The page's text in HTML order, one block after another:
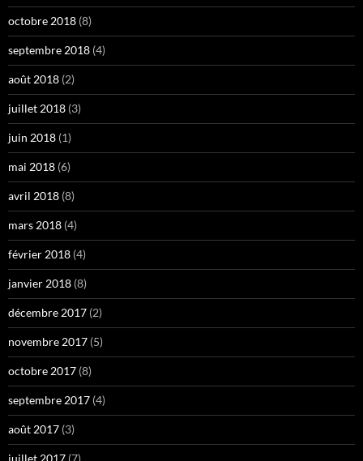
octobre 2018 (8)
septembre 2018 (4)
août 2018 (2)
juillet 2018 (3)
juin 2018 (1)
mai 2018 (6)
avril 2018 (8)
mars 2018 (4)
février 2018 (4)
janvier 2018 (8)
décembre 2017 (2)
novembre 2017 (5)
octobre 2017 (8)
septembre 2017 (4)
août 2017 (3)